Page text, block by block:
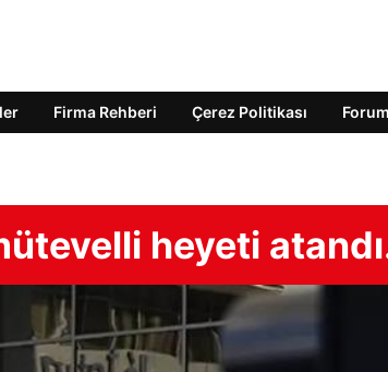
Firma Rehberi Çerez Politikası Forum
heyeti